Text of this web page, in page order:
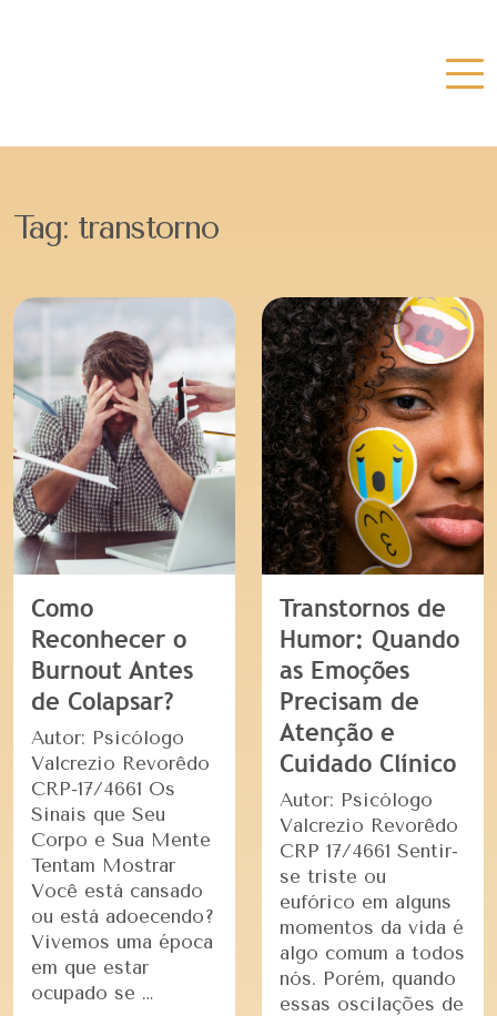
Tag: transtorno
Como
Reconhecer o
Burnout Antes
de Colapsar?
Autor: Psicólogo
Valcrezio Revorêdo
CRP-17/4661 Os
Sinais que Seu
Corpo e Sua Mente
Tentam Mostrar
Você está cansado
ou está adoecendo?
Vivemos uma época
em que estar
ocupado se …
Transtornos de
Humor: Quando
as Emoções
Precisam de
Atenção e
Cuidado Clínico
Autor: Psicólogo
Valcrezio Revorêdo
CRP 17/4661 Sentir-
se triste ou
eufórico em alguns
momentos da vida é
algo comum a todos
nós. Porém, quando
essas oscilações de